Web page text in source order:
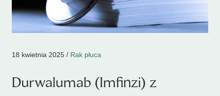
18 kwietnia 2025 / Rak płuca
Durwalumab (Imfinzi) z